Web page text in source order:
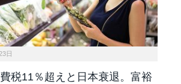
日
税11％超えと日本衰退。富裕